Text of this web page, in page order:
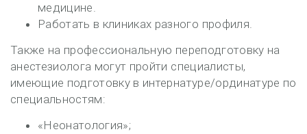
медицине.
Работать в клиниках разного профиля.
Также на профессиональную переподготовку на
анестезиолога могут пройти специалисты,
имеющие подготовку в интернатуре/ординатуре по
специальностям:
«Неонатология»;